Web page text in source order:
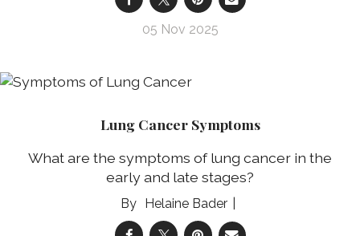
05 Nov 2025
Lung Cancer Symptoms
What are the symptoms of lung cancer in the
early and late stages?
Helaine Bader